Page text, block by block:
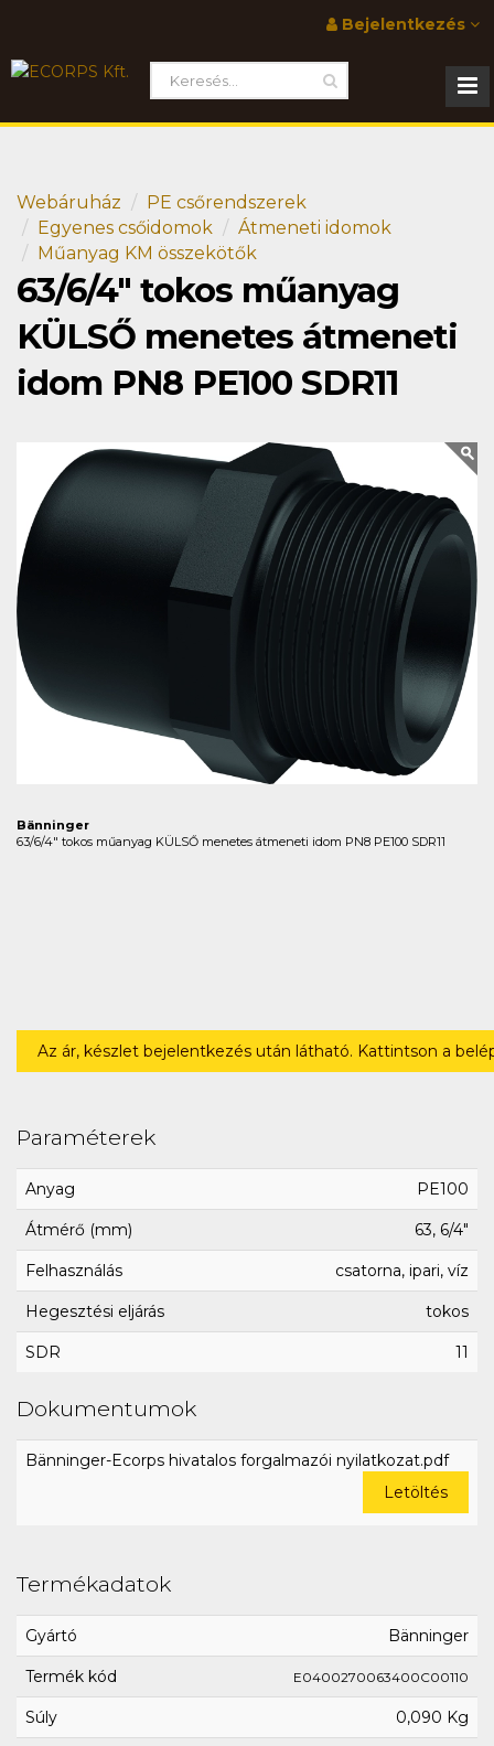
Bejelentkezés
Webáruház
PE csőrendszerek
Egyenes csőidomok
Átmeneti idomok
Műanyag KM összekötők
63/6/4" tokos műanyag
KÜLSŐ menetes átmeneti
idom PN8 PE100 SDR11
Bänninger
63/6/4" tokos műanyag KÜLSŐ menetes átmeneti idom PN8 PE100 SDR11
Az ár, készlet bejelentkezés után látható. Kattintson a
Paraméterek
Anyag PE100
Átmérő (mm) 63, 6/4"
Felhasználás csatorna, ipari, víz
Hegesztési eljárás tokos
SDR 11
Dokumentumok
Bänninger-Ecorps hivatalos forgalmazói nyilatkozat.pdf
Letöltés
Termékadatok
Gyártó Bänninger
Termék kód E0400270063400C00110
Súly 0,090 Kg